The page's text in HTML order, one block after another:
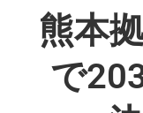
熊本
で